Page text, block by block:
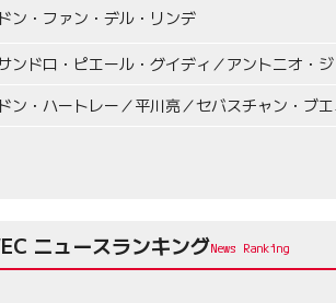
ン・ファン・デル・リンデ
ンドロ・ピエール・グイディ／アントニオ・
ン・ハートレー／平川亮／セバスチャン・ブ
ニュースランキング